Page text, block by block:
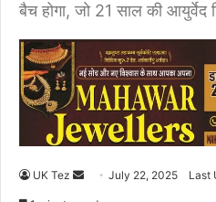
बैच होगा, जो 21 साल की आयुर्वेद
UK Tez July 22, 2025 Last